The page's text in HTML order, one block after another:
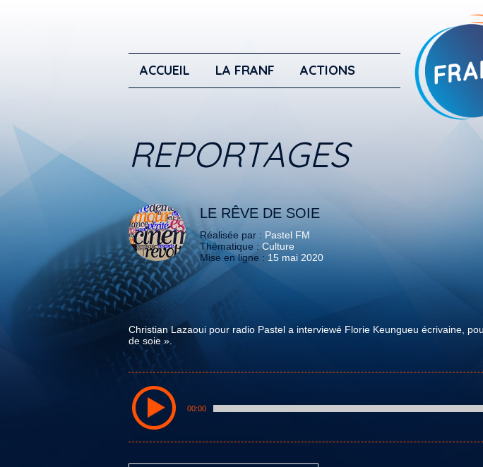
ACCUEIL LA FRANF ACTIONS
REPORTAGES
LE RÊVE DE SOIE
Réalisée par : Pastel FM
Thématique : Culture
Mise en ligne : 15 mai 2020
Christian Lazaoui pour radio Pastel a interviewé Florie Keungueu écrivaine,
de soie ».
00:00